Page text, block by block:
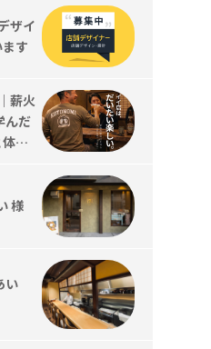
ザイ
す
薪火
んだ
験
様
い